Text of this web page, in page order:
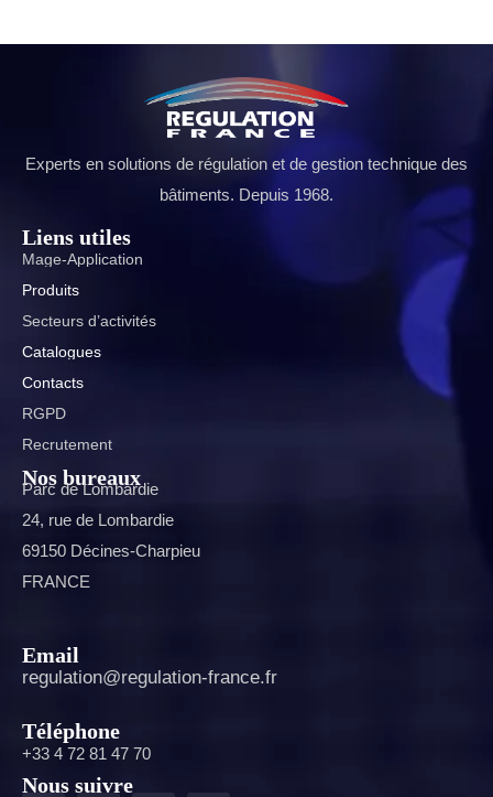
Experts en solutions de régulation et de gestion technique des
bâtiments. Depuis 1968.
Liens utiles
Mage-Application
Produits
Secteurs d’activités
Catalogues
Contacts
RGPD
Recrutement
Nos bureaux
Parc de Lombardie
24, rue de Lombardie
69150 Décines-Charpieu
FRANCE
Email
regulation@regulation-france.fr
Téléphone
+33 4 72 81 47 70
Nous suivre